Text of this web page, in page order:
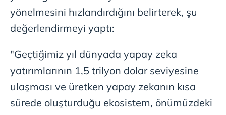
yönelmesini hızlandırdığını belirterek, şu
değerlendirmeyi yaptı:
"Geçtiğimiz yıl dünyada yapay zeka
yatırımlarının 1,5 trilyon dolar seviyesine
ulaşması ve üretken yapay zekanın kısa
sürede oluşturduğu ekosistem, önümüzdeki